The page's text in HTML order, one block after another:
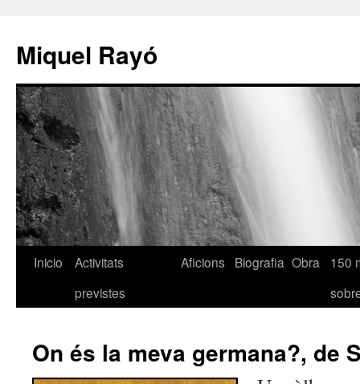
Miquel Rayó
Inicio
Activitats
previstes
Aficions Biografia Obra
150
On és la meva germana?, de